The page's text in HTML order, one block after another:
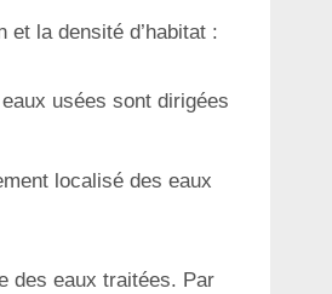
la densité d’habitat :
usées sont dirigées
localisé des eaux
des eaux traitées. Par